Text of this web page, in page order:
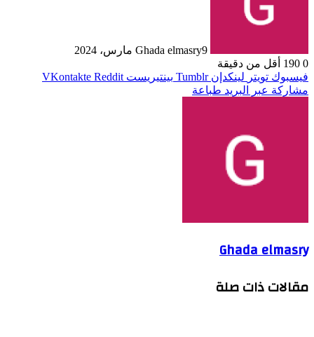
Ghada elmasry9 مارس، 2024
0
أقل من دقيقة
فيسبوك تويتر لينكدإن بينتيريست
مشاركة عبر البريد طباعة
Ghada elmasry
مقالات ذات صلة